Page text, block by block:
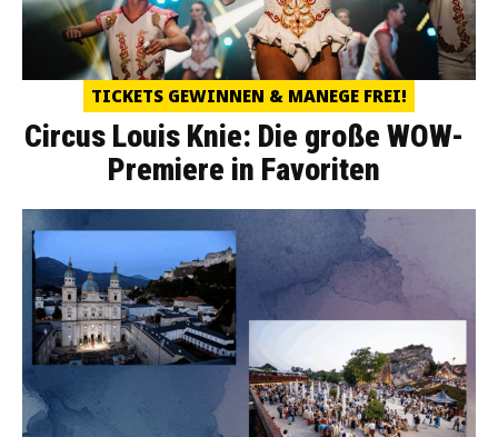
TICKETS GEWINNEN & MANEGE FREI!
Circus Louis Knie: Die große WOW-
Premiere in Favoriten